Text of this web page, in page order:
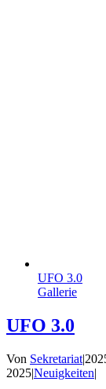
UFO 3.0
Gallerie
UFO 3.0
Von Sekretariat|
2025|Neuigkeiten|